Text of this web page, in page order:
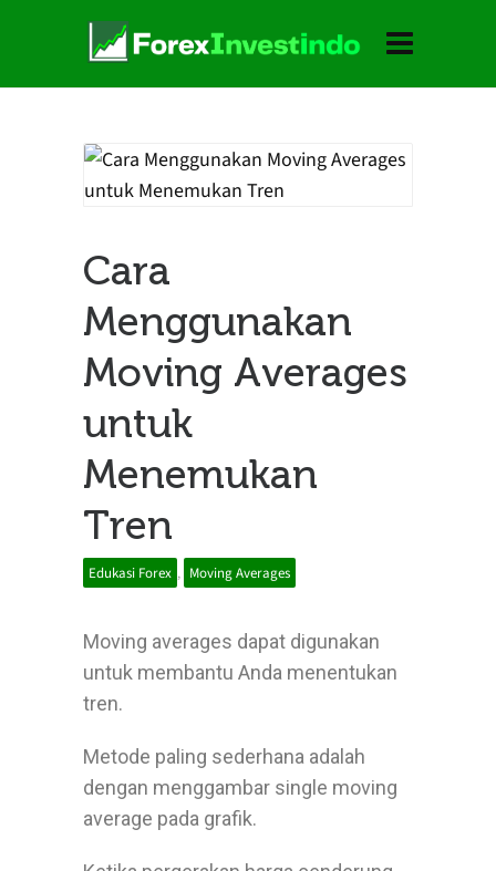
Cara
Menggunakan
Moving Averages
untuk
Menemukan
Tren
Edukasi Forex , Moving Averages
Moving averages dapat digunakan
untuk membantu Anda menentukan
tren.
Metode paling sederhana adalah
dengan menggambar single moving
average pada grafik.